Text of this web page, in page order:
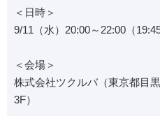
＜日時＞
9/11（水）20:00～22:00（
＜会場＞
株式会社ツクルバ（東京都目
3F）